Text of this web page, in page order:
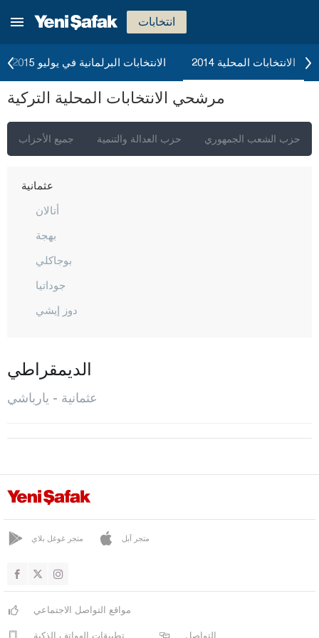
انتخابات
الانتخابات البرلمانية في يوليو 2015 الانتخابات المحلية 2014
مرشحي الانتخابات المحلية التركية
جميع الأحزاب حزب العدالة والتنمية حزب الشعب الجمهوري
مرسين
موش
نيفشهير
أوردو
عثمانية
أتالان
بهجة
بوجاكلي
جوداتيا
دوز إيشي
حسن بايلي
محمد لي
ريزا
صامسون
شانلي أورفا
الديمقراطي
عثمانية - يارباشي
متجر غوغل بلاي متجر آبل
مواقع التواصل الاجتماعي
تطبيقات الهواتف الذكية التواصل